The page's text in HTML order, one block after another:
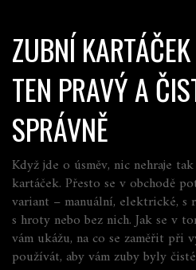
ZUBNÍ
TEN PRAVÝ A
SPRÁVNĚ
Když jde o úsměv, nic nehraje
kartáček. Přesto se v obchodě
variant – manuální, elektrické,
s hroty nebo bez nich. Jak se v
vám ukážu, na co se zaměřit při
používát, aby vám zuby byly